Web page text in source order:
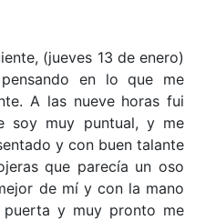
(jueves 13 de enero)
en lo que me
A las nueve horas fui
soy muy puntual, y me
y con buen talante
que parecía un oso
de mí y con la mano
y muy pronto me